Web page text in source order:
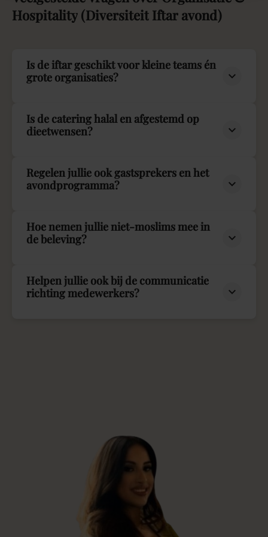
Hospitality (Diversiteit Iftar avond)
Is de iftar geschikt voor kleine teams én
grote organisaties?
Is de catering halal en afgestemd op
dieetwensen?
Regelen jullie ook gastsprekers en het
avondprogramma?
Hoe nemen jullie niet-moslims mee in
de beleving?
Helpen jullie ook bij de communicatie
richting medewerkers?